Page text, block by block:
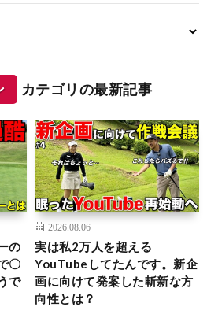
カテゴリの最新記事
の
〇
で
2026.08.06
実は私2万人を超える
YouTubeしてたんです。新企
画に向けて発案した斬新な方
向性とは？